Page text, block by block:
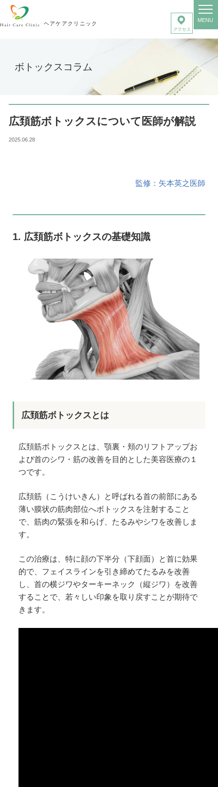
ヘアケアクリニック
MENU
ボトックスコラム
広頚筋ボトックスについて医師が解説
2025.06.28
監修：矢本英之医師
広頚筋ボトックスの基礎知識
広頚筋ボトックスとは
広頚筋ボトックスとは、顎裏・頬のリフトアップお
よび首のシワ・筋の改善を目的とした美容医療の１
つです。
広頚筋（こうけいきん）と呼ばれる首の前部にある
薄い膜状の筋肉部位へボトックスを注射すること
で、筋肉の緊張を和らげ、たるみやシワを改善しま
す。
この治療は、特に顔の下半分（下顔面）と首に効果
的で、フェイスラインを引き締めてたるみを改善
し、首の横ジワやターキーネック（縦ジワ）を改善
することで、若々しい印象を取り戻すことが期待で
きます。